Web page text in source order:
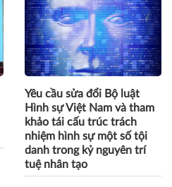
Yêu cầu sửa đổi Bộ luật
Hình sự Việt Nam và tham
khảo tái cấu trúc trách
nhiệm hình sự một số tội
danh trong kỷ nguyên trí
tuệ nhân tạo